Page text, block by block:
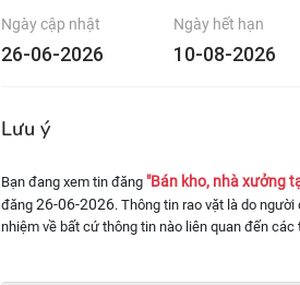
Ngày cập nhật
26-06-2026
Ngày hết hạn
10-08-2026
Lưu ý
Bạn đang xem tin đăng "Bán kho, nhà xưởng
đăng 26-06-2026. Thông tin rao vặt là do
nhiệm về bất cứ thông tin nào liên quan đến